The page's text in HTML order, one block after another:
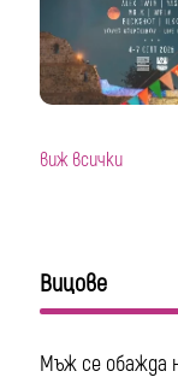
виж всички
Вицове
Мъж се обажда